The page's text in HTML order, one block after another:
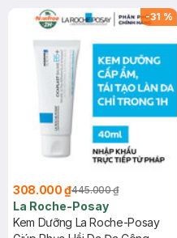
-31 %
308.000 ₫445.000 ₫
La Roche-Posay
Kem Dưỡng La Roche-Posay